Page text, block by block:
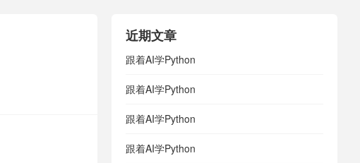
近期文章
跟着AI学Python
跟着AI学Python
跟着AI学Python
跟着AI学Python